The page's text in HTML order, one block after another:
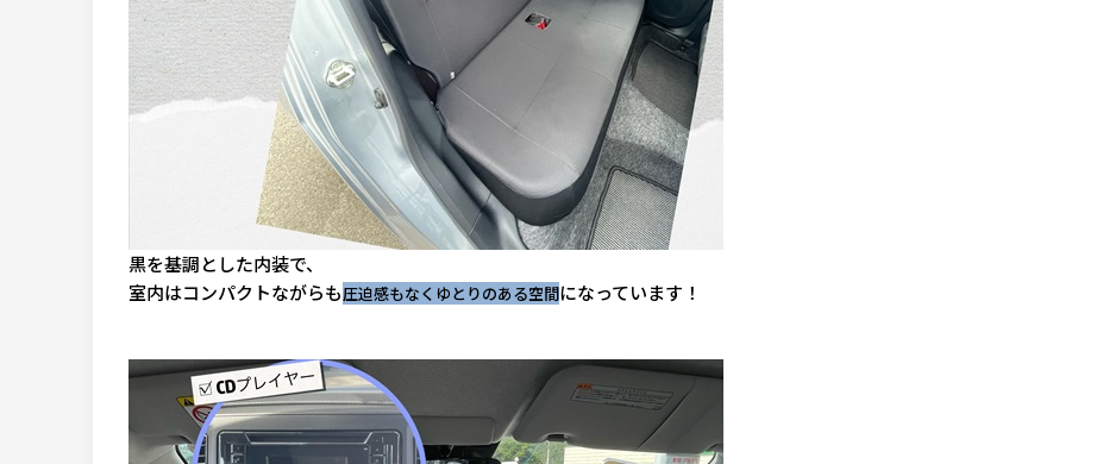
黒を基調とした内装で、
室内はコンパクトながらも圧迫感もなくゆとりのある空間になっています！